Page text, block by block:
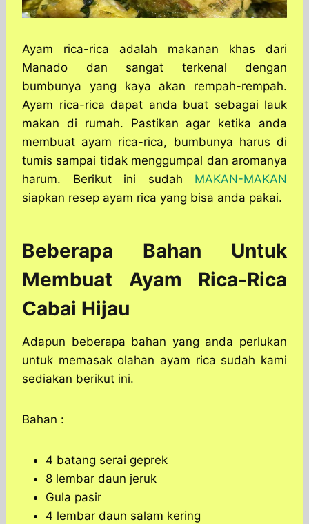
Ayam rica-rica adalah makanan khas dari
Manado dan sangat terkenal dengan
bumbunya yang kaya akan rempah-rempah.
Ayam rica-rica dapat anda buat sebagai lauk
makan di rumah. Pastikan agar ketika anda
membuat ayam rica-rica, bumbunya harus di
tumis sampai tidak menggumpal dan aromanya
harum. Berikut ini sudah MAKAN-MAKAN
siapkan resep ayam rica yang bisa anda pakai.
Beberapa Bahan Untuk
Membuat Ayam Rica-Rica
Cabai Hijau
Adapun beberapa bahan yang anda perlukan
untuk memasak olahan ayam rica sudah kami
sediakan berikut ini.
Bahan :
4 batang serai geprek
8 lembar daun jeruk
Gula pasir
4 lembar daun salam kering